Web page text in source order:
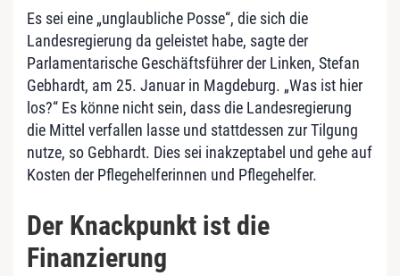
Es sei eine „unglaubliche Posse“, die sich die
Landesregierung da geleistet habe, sagte der
Parlamentarische Geschäftsführer der Linken, Stefan
Gebhardt, am 25. Januar in Magdeburg. „Was ist hier
los?“ Es könne nicht sein, dass die Landesregierung
die Mittel verfallen lasse und stattdessen zur Tilgung
nutze, so Gebhardt. Dies sei inakzeptabel und gehe auf
Kosten der Pflegehelferinnen und Pflegehelfer.
Der Knackpunkt ist die
Finanzierung